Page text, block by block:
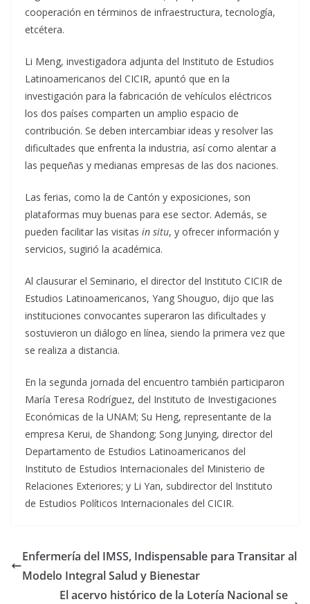
cooperación en términos de infraestructura, tecnología,
etcétera.
Li Meng, investigadora adjunta del Instituto de Estudios
Latinoamericanos del CICIR, apuntó que en la
investigación para la fabricación de vehículos eléctricos
los dos países comparten un amplio espacio de
contribución. Se deben intercambiar ideas y resolver las
dificultades que enfrenta la industria, así como alentar a
las pequeñas y medianas empresas de las dos naciones.
Las ferias, como la de Cantón y exposiciones, son
plataformas muy buenas para ese sector. Además, se
pueden facilitar las visitas in situ, y ofrecer información y
servicios, sugirió la académica.
Al clausurar el Seminario, el director del Instituto CICIR de
Estudios Latinoamericanos, Yang Shouguo, dijo que las
instituciones convocantes superaron las dificultades y
sostuvieron un diálogo en línea, siendo la primera vez que
se realiza a distancia.
En la segunda jornada del encuentro también participaron
María Teresa Rodríguez, del Instituto de Investigaciones
Económicas de la UNAM; Su Heng, representante de la
empresa Kerui, de Shandong; Song Junying, director del
Departamento de Estudios Latinoamericanos del
Instituto de Estudios Internacionales del Ministerio de
Relaciones Exteriores; y Li Yan, subdirector del Instituto
de Estudios Políticos Internacionales del CICIR.
Enfermería del IMSS, Indispensable para Transitar al
Modelo Integral Salud y Bienestar
El acervo histórico de la Lotería Nacional se